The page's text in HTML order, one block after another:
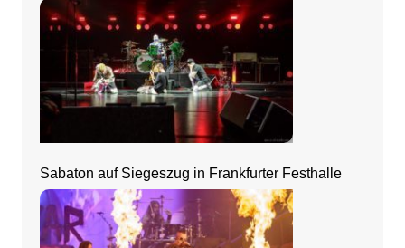
Sabaton auf Siegeszug in Frankfurter Festhalle